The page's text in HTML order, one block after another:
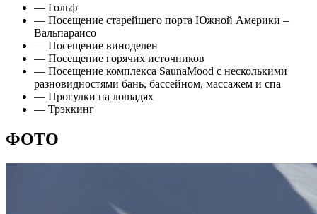
— Гольф
— Посещение старейшего порта Южной Америки –
Вальпараисо
— Посещение виноделен
— Посещение горячих источников
— Посещение комплекса SaunaMood с несколькими
разновидностями бань, бассейном, массажем и спа
— Прогулки на лошадях
— Трэккинг
ФОТО